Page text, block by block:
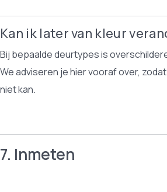
Kan ik later van kleur
Bij bepaalde deurtypes is
We adviseren je hier vooraf over,
niet kan.
7. Inmeten